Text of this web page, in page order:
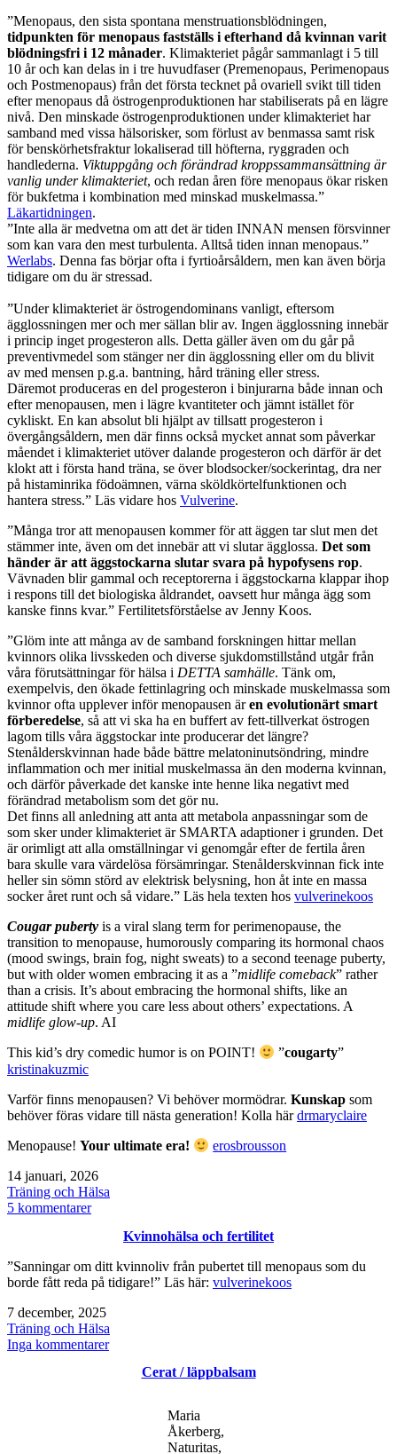
”Menopaus, den sista spontana menstruationsblödningen,
tidpunkten för menopaus fastställs i efterhand då kvinnan varit
blödningsfri i 12 månader. Klimakteriet pågår sammanlagt i 5 till
10 år och kan delas in i tre huvudfaser (Premenopaus, Perimenopaus
och Postmenopaus) från det första tecknet på ovariell svikt till tiden
efter menopaus då östrogenproduktionen har stabiliserats på en lägre
nivå. Den minskade östrogenproduktionen under klimakteriet har
samband med vissa hälsorisker, som förlust av benmassa samt risk
för benskörhetsfraktur lokaliserad till höfterna, ryggraden och
handlederna. Viktuppgång och förändrad kroppssammansättning är
vanlig under klimakteriet, och redan åren före menopaus ökar risken
för bukfetma i kombination med minskad muskelmassa.”
Läkartidningen.
”Inte alla är medvetna om att det är tiden INNAN mensen försvinner
som kan vara den mest turbulenta. Alltså tiden innan menopaus.”
Werlabs. Denna fas börjar ofta i fyrtioårsåldern, men kan även börja
tidigare om du är stressad.
”Under klimakteriet är östrogendominans vanligt, eftersom
ägglossningen mer och mer sällan blir av. Ingen ägglossning innebär
i princip inget progesteron alls. Detta gäller även om du går på
preventivmedel som stänger ner din ägglossning eller om du blivit
av med mensen p.g.a. bantning, hård träning eller stress.
Däremot produceras en del progesteron i binjurarna både innan och
efter menopausen, men i lägre kvantiteter och jämnt istället för
cykliskt. En kan absolut bli hjälpt av tillsatt progesteron i
övergångsåldern, men där finns också mycket annat som påverkar
måendet i klimakteriet utöver dalande progesteron och därför är det
klokt att i första hand träna, se över blodsocker/sockerintag, dra ner
på histaminrika födoämnen, värna sköldkörtelfunktionen och
hantera stress.” Läs vidare hos Vulverine.
”Många tror att menopausen kommer för att äggen tar slut men det
stämmer inte, även om det innebär att vi slutar ägglossa. Det som
händer är att äggstockarna slutar svara på hypofysens rop.
Vävnaden blir gammal och receptorerna i äggstockarna klappar ihop
i respons till det biologiska åldrandet, oavsett hur många ägg som
kanske finns kvar.” Fertilitetsförståelse av Jenny Koos.
”Glöm inte att många av de samband forskningen hittar mellan
kvinnors olika livsskeden och diverse sjukdomstillstånd utgår från
våra förutsättningar för hälsa i DETTA samhälle. Tänk om,
exempelvis, den ökade fettinlagring och minskade muskelmassa som
kvinnor ofta upplever inför menopausen ären evolutionärt smart
förberedelse, så att vi ska ha en buffert av fett-tillverkat östrogen
lagom tills våra äggstockar inte producerar det längre?
Stenålderskvinnan hade både bättre melatoninutsöndring, mindre
inflammation och mer initial muskelmassa än den moderna kvinnan,
och därför påverkade det kanske inte henne lika negativt med
förändrad metabolism som det gör nu.
Det finns all anledning att anta att metabola anpassningar som de
som sker under klimakteriet är SMARTA adaptioner i grunden. Det
är orimligt att alla omställningar vi genomgår efter de fertila åren
bara skulle vara värdelösa försämringar. Stenålderskvinnan fick inte
heller sin sömn störd av elektrisk belysning, hon åt inte en massa
socker året runt och så vidare.” Läs hela texten hos vulverinekoos
Cougar puberty is a viral slang term for perimenopause, the
transition to menopause, humorously comparing its hormonal chaos
(mood swings, brain fog, night sweats) to a second teenage puberty,
but with older women embracing it as a ”midlife comeback” rather
than a crisis. It’s about embracing the hormonal shifts, like an
attitude shift where you care less about others’ expectations. A
midlife glow-up. AI
This kid’s dry comedic humor is on POINT! ”cougarty”
kristinakuzmic
Varför finns menopausen? Vi behöver mormödrar. Kunskap som
behöver föras vidare till nästa generation! Kolla härdrmaryclaire
Menopause! Your ultimate era!
erosbrousson
Publicerat
den
14 januari, 2026
Kategoriserat
som
Träning och Hälsa
5 kommentarertill
Kvinnohälsa och fertilitet
”Sanningar om ditt kvinnoliv från pubertet till menopaus som du
borde fått reda på tidigare!” Läs här: vulverinekoos
Publicerat
den
7 december, 2025
Kategoriserat
som
Träning och Hälsa
Inga kommentarertill
Cerat / läppbalsam
Maria
Åkerberg,
Naturitas,